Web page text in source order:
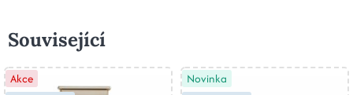
Související
Akce
Novinka